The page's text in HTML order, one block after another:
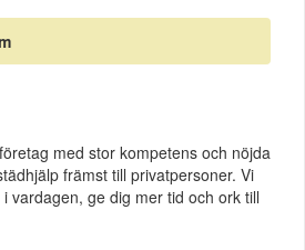
med stor kompetens och nöjda
främst till privatpersoner. Vi
vardagen, ge dig mer tid och ork till